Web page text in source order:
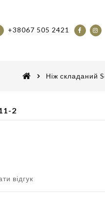
+38067 505 2421
Ніж складаний
2
відгук